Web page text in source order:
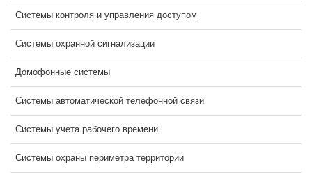
Системы контроля и управления доступом
Системы охранной сигнализации
Домофонные системы
Системы автоматической телефонной связи
Системы учета рабочего времени
Системы охраны периметра территории